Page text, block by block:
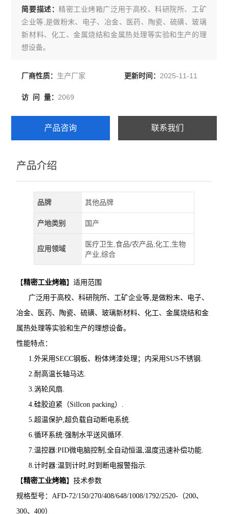
简要描述：精密工业烤箱广泛用于高校、科研院所、工矿
企业等,是做粉末、电子、冶金、医药、陶瓷、硫磺、玻璃
新材料、化工、金属烧结和金属热处理等实验和生产的理
想设备。
厂商性质： 生产厂家 更新时间： 2025-11-11
访 问 量：2069
产品咨询 联系我们
产品介绍
品牌 其他品牌
产地类别 国产
应用领域
医疗卫生,食品/农产品,化工,生物
产业,综合
【精密工业烤箱】适用范围
广泛用于高校、科研院所、工矿企业等,是做粉末、电子、
冶金、医药、陶瓷、硫磺、玻璃新材料、化工、金属烧结和金
属热处理等实验和生产的理想设备。
性能特点：
1.外采用SECC钢板、粉体烤漆处理；内采用SUS不锈钢.
2.耐高温长轴马达.
3.涡轮风扇.
4.硅胶迫紧（Sillcon packing）.
5.超温保护,超负载自动断电系统.
6.循环系统:强制水平送风循环.
7.温控器:PID微电脑控制,全自动恒温,温度迅速补偿功能.
8.计时器:温到计时,时到断电报警指示.
【精密工业烤箱】技术参数
规格型号：AFD-72/150/270/408/648/1008/1792/2520-（200、
300、400）